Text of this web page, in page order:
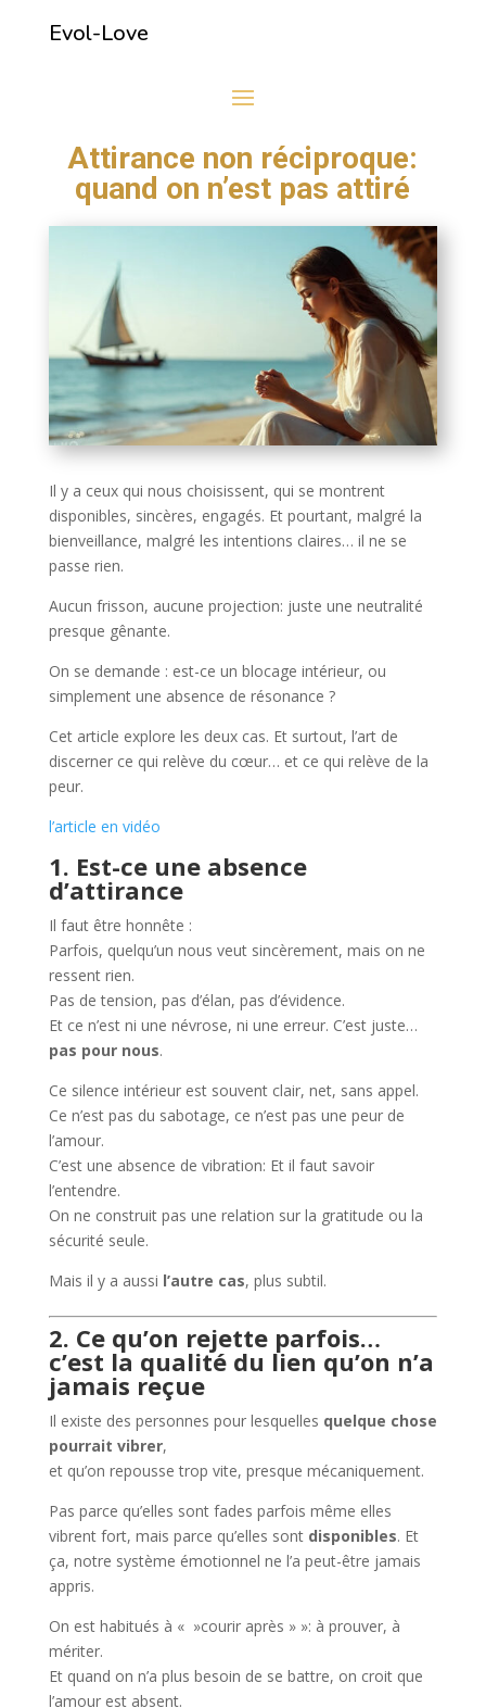
Evol-Love
Attirance non réciproque:
quand on n’est pas attiré
Il y a ceux qui nous choisissent, qui se montrent
disponibles, sincères, engagés. Et pourtant, malgré la
bienveillance, malgré les intentions claires… il ne se
passe rien.
Aucun frisson, aucune projection: juste une neutralité
presque gênante.
On se demande : est-ce un blocage intérieur, ou
simplement une absence de résonance ?
Cet article explore les deux cas. Et surtout, l’art de
discerner ce qui relève du cœur… et ce qui relève de la
peur.
l’article en vidéo
1. Est-ce une absence
d’attirance
Il faut être honnête :
Parfois, quelqu’un nous veut sincèrement, mais on ne
ressent rien.
Pas de tension, pas d’élan, pas d’évidence.
Et ce n’est ni une névrose, ni une erreur. C’est juste…
pas pour nous.
Ce silence intérieur est souvent clair, net, sans appel.
Ce n’est pas du sabotage, ce n’est pas une peur de
l’amour.
C’est une absence de vibration: Et il faut savoir
l’entendre.
On ne construit pas une relation sur la gratitude ou la
sécurité seule.
Mais il y a aussi l’autre cas, plus subtil.
2. Ce qu’on rejette parfois…
c’est la qualité du lien qu’on n’a
jamais reçue
Il existe des personnes pour lesquelles quelque chose
pourrait vibrer,
et qu’on repousse trop vite, presque mécaniquement.
Pas parce qu’elles sont fades parfois même elles
vibrent fort, mais parce qu’elles sont disponibles. Et
ça, notre système émotionnel ne l’a peut-être jamais
appris.
On est habitués à « »courir après » »: à prouver, à
mériter.
Et quand on n’a plus besoin de se battre, on croit que
l’amour est absent.